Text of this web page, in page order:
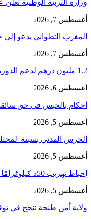
وزارة التربية الوطنية
أغسطس 7, 2026
المغرب التطواني يدعو
أغسطس 7, 2026
1.2 مليون درهم لدعم الدورة الـ31 لمهرجان تطوان لسينما البحر…
أغسطس 6, 2026
أحكام بالحبس في حق
أغسطس 5, 2026
الحرس المدني بسبتة
أغسطس 5, 2026
إحباط تهريب 350 كيلوغرامًا من الشيرا محشوة داخل قوالب…
أغسطس 5, 2026
ولاية أمن طنجة تنجح في